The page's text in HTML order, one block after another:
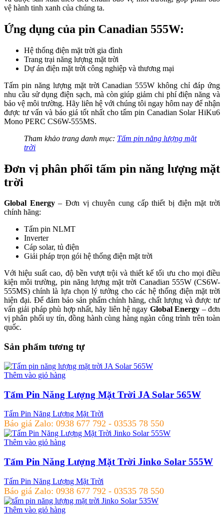
vệ hành tinh xanh của chúng ta.
Ứng dụng của pin Canadian 555W:
Hệ thống điện mặt trời gia đình
Trang trại năng lượng mặt trời
Dự án điện mặt trời công nghiệp và thương mại
Tấm pin năng lượng mặt trời Canadian 555W không chỉ đáp ứng
nhu cầu sử dụng điện sạch, mà còn giúp giảm chi phí điện năng và
bảo vệ môi trường. Hãy liên hệ với chúng tôi ngay hôm nay để nhận
được tư vấn và báo giá tốt nhất cho tấm pin Canadian Solar HiKu6
Mono PERC CS6W-555MS.
Tham khảo trang danh mục: Tấm pin năng lượng mặt
trời
Đơn vị phân phối tấm pin năng lượng mặt
trời
Global Energy– Đơn vị chuyên cung cấp thiết bị điện mặt trời
chính hãng:
Tấm pin NLMT
Inverter
Cáp solar, tủ điện
Giải pháp trọn gói hệ thống điện mặt trời
Với hiệu suất cao, độ bền vượt trội và thiết kế tối ưu cho mọi điều
kiện môi trường, pin năng lượng mặt trời Canadian 555W (CS6W-
555MS) chính là lựa chọn lý tưởng cho các hệ thống điện mặt trời
hiện đại. Để đảm bảo sản phẩm chính hãng, chất lượng và được tư
vấn giải pháp phù hợp nhất, hãy liên hệ ngay Global Energy – đơn
vị phân phối uy tín, đồng hành cùng hàng ngàn công trình trên toàn
quốc.
Sản phẩm tương tự
Thêm vào giỏ hàng
Tấm Pin Năng Lượng Mặt Trời JA Solar 565W
Tấm Pin Năng Lượng Mặt Trời
Báo giá Zalo: 0938 677 792 - 03535 78 550
Thêm vào giỏ hàng
Tấm Pin Năng Lượng Mặt Trời Jinko Solar 555W
Tấm Pin Năng Lượng Mặt Trời
Báo giá Zalo: 0938 677 792 - 03535 78 550
Thêm vào giỏ hàng